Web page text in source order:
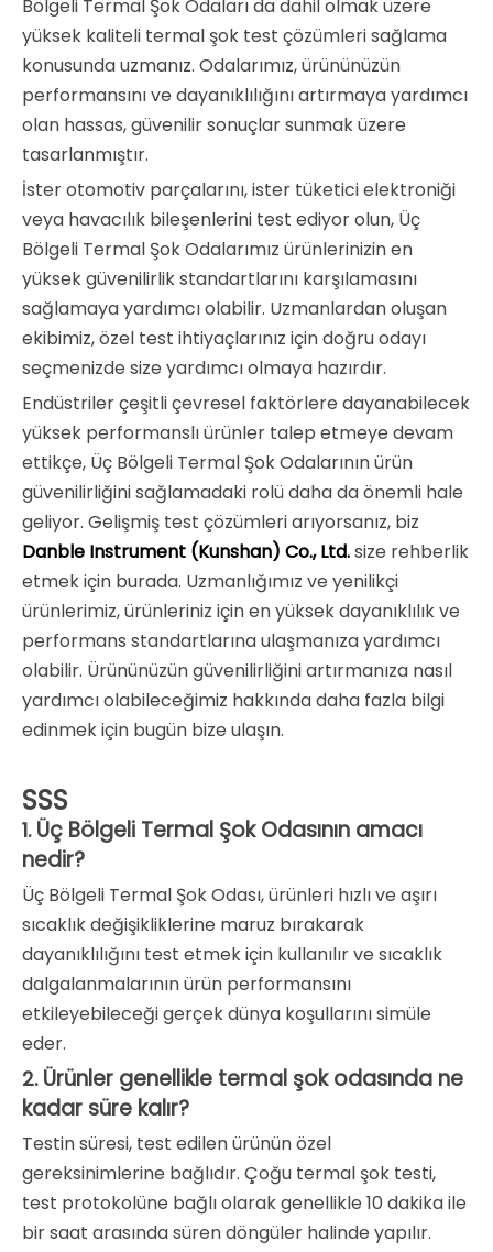
Bölgeli Termal Şok Odaları da dahil olmak üzere
yüksek kaliteli termal şok test çözümleri sağlama
konusunda uzmanız. Odalarımız, ürününüzün
performansını ve dayanıklılığını artırmaya yardımcı
olan hassas, güvenilir sonuçlar sunmak üzere
tasarlanmıştır.
İster otomotiv parçalarını, ister tüketici elektroniği
veya havacılık bileşenlerini test ediyor olun, Üç
Bölgeli Termal Şok Odalarımız ürünlerinizin en
yüksek güvenilirlik standartlarını karşılamasını
sağlamaya yardımcı olabilir. Uzmanlardan oluşan
ekibimiz, özel test ihtiyaçlarınız için doğru odayı
seçmenizde size yardımcı olmaya hazırdır.
Endüstriler çeşitli çevresel faktörlere dayanabilecek
yüksek performanslı ürünler talep etmeye devam
ettikçe, Üç Bölgeli Termal Şok Odalarının ürün
güvenilirliğini sağlamadaki rolü daha da önemli hale
geliyor. Gelişmiş test çözümleri arıyorsanız, biz
Danble Instrument (Kunshan) Co., Ltd.size rehberlik
etmek için burada. Uzmanlığımız ve yenilikçi
ürünlerimiz, ürünleriniz için en yüksek dayanıklılık ve
performans standartlarına ulaşmanıza yardımcı
olabilir. Ürününüzün güvenilirliğini artırmanıza nasıl
yardımcı olabileceğimiz hakkında daha fazla bilgi
edinmek için bugün bize ulaşın.
SSS
1. Üç Bölgeli Termal Şok Odasının amacı
nedir?
Üç Bölgeli Termal Şok Odası, ürünleri hızlı ve aşırı
sıcaklık değişikliklerine maruz bırakarak
dayanıklılığını test etmek için kullanılır ve sıcaklık
dalgalanmalarının ürün performansını
etkileyebileceği gerçek dünya koşullarını simüle
eder.
2. Ürünler genellikle termal şok odasında ne
kadar süre kalır?
Testin süresi, test edilen ürünün özel
gereksinimlerine bağlıdır. Çoğu termal şok testi,
test protokolüne bağlı olarak genellikle 10 dakika ile
bir saat arasında süren döngüler halinde yapılır.